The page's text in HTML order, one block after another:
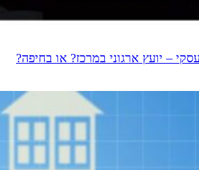
– יועץ ארגוני במרכז? או בחיפה?